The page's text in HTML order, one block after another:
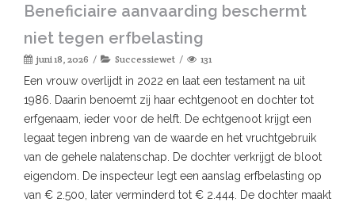
Beneficiaire aanvaarding beschermt
niet tegen erfbelasting
juni 18, 2026 Successiewet 131
Een vrouw overlijdt in 2022 en laat een testament na uit
1986. Daarin benoemt zij haar echtgenoot en dochter tot
erfgenaam, ieder voor de helft. De echtgenoot krijgt een
legaat tegen inbreng van de waarde en het vruchtgebruik
van de gehele nalatenschap. De dochter verkrijgt de bloot
eigendom. De inspecteur legt een aanslag erfbelasting op
van € 2.500, later verminderd tot € 2.444. De dochter maakt